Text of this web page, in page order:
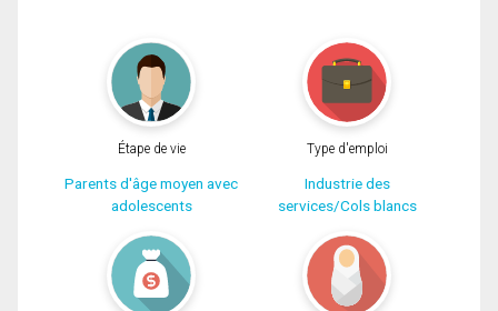
Étape de vie
Parents d'âge moyen avec
adolescents
Type d'emploi
Industrie des
services/Cols blancs